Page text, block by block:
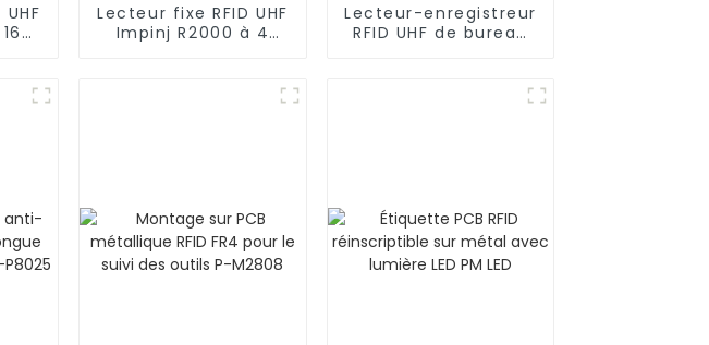
Lecteur fixe RFID UHF
Impinj R2000 à 4
Lecteur-enregistreur
RFID UHF de bureau